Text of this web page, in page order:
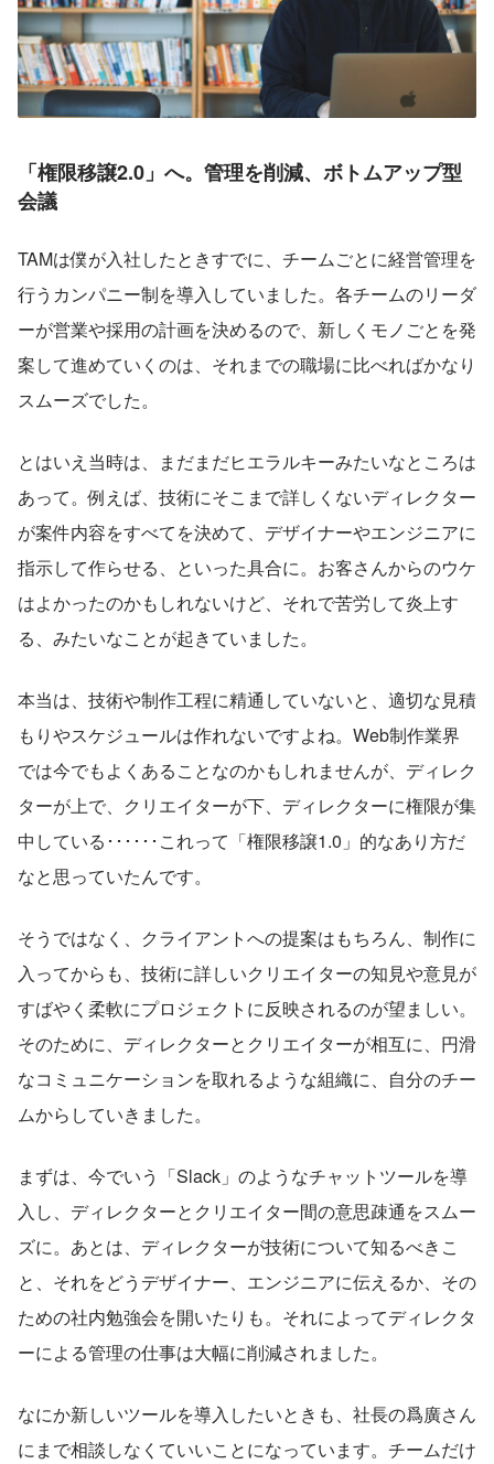
「権限移譲2.0」へ。管理を削減、ボトムアップ型
会議
TAMは僕が入社したときすでに、チームごとに経営管理を
行うカンパニー制を導入していました。各チームのリーダ
ーが営業や採用の計画を決めるので、新しくモノごとを発
案して進めていくのは、それまでの職場に比べればかなり
スムーズでした。
とはいえ当時は、まだまだヒエラルキーみたいなところは
あって。例えば、技術にそこまで詳しくないディレクター
が案件内容をすべてを決めて、デザイナーやエンジニアに
指示して作らせる、といった具合に。お客さんからのウケ
はよかったのかもしれないけど、それで苦労して炎上す
る、みたいなことが起きていました。
本当は、技術や制作工程に精通していないと、適切な見積
もりやスケジュールは作れないですよね。Web制作業界
では今でもよくあることなのかもしれませんが、ディレク
ターが上で、クリエイターが下、ディレクターに権限が集
中している･･････これって「権限移譲1.0」的なあり方だ
なと思っていたんです。
そうではなく、クライアントへの提案はもちろん、制作に
入ってからも、技術に詳しいクリエイターの知見や意見が
すばやく柔軟にプロジェクトに反映されるのが望ましい。
そのために、ディレクターとクリエイターが相互に、円滑
なコミュニケーションを取れるような組織に、自分のチー
ムからしていきました。
まずは、今でいう「Slack」のようなチャットツールを導
入し、ディレクターとクリエイター間の意思疎通をスムー
ズに。あとは、ディレクターが技術について知るべきこ
と、それをどうデザイナー、エンジニアに伝えるか、その
ための社内勉強会を開いたりも。それによってディレクタ
ーによる管理の仕事は大幅に削減されました。
なにか新しいツールを導入したいときも、社長の爲廣さん
にまで相談しなくていいことになっています。チームだけ